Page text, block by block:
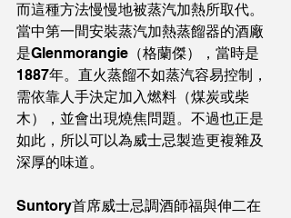
而這種方法慢慢地被蒸汽加熱所取代。
當中第一間安裝蒸汽加熱蒸餾器的酒廠
是Glenmorangie（格蘭傑），當時是
1887年。直火蒸餾不如蒸汽容易控制，
需依靠人手決定加入燃料（煤炭或柴
木），並會出現燒焦問題。不過也正是
如此，所以可以為威士忌製造更複雜及
深厚的味道。
Suntory首席威士忌調酒師福與伸二在